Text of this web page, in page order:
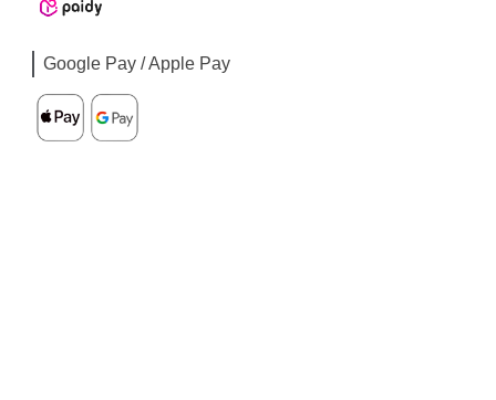
Google Pay / Apple Pay